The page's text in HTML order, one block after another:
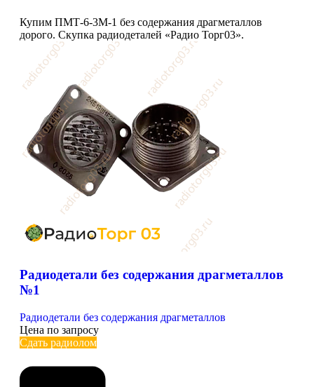
Купим ПМТ-6-3М-1 без содержания драгметаллов
дорого. Скупка радиодеталей «Радио Торг03».
Радиодетали без содержания драгметаллов
№1
Радиодетали без содержания драгметаллов
Цена по запросу
Сдать радиолом